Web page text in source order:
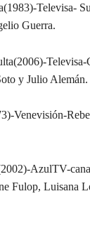
Televisa-
Guerra.
Televisa-
y Julio Alemán.
Venevisión-
AzulTV-
Fulop, Luisana